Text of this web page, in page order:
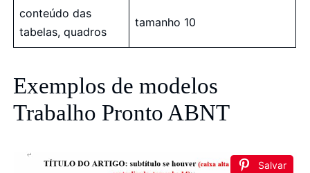
conteúdo das
tabelas, quadros
tamanho 10
Exemplos de modelos
Trabalho Pronto ABNT
Salvar